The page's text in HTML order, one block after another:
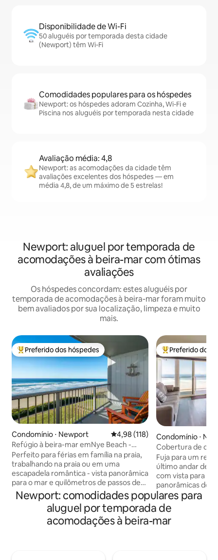
Disponibilidade de Wi-Fi
50 aluguéis por temporada desta cidade
(Newport) têm Wi-Fi
Comodidades populares para os hóspedes
Newport: os hóspedes adoram Cozinha, Wi-Fi e
Piscina nos aluguéis por temporada nesta cidade
Avaliação média: 4,8
Newport: as acomodações da cidade têm
avaliações excelentes dos hóspedes — em
média 4,8, de um máximo de 5 estrelas!
Newport: aluguel por temporada de
acomodações à beira-mar com ótimas
avaliações
Os hóspedes concordam: estes aluguéis por
temporada de acomodações à beira-mar foram muito
bem avaliados por sua localização, limpeza e muito
mais.
Entre os melhores preferidos dos hóspedes
Preferido dos hóspedes
Condomínio ⋅ Newport 4,98 de uma avaliação média de
4,98 (118)
Refúgio à beira-mar emNye Beach -
Caminhe até Jantar/Lojas
Perfeito para férias em família na praia,
trabalhando na praia ou em uma
escapadela romântica - vista panorâmica
para o mar e quilômetros de passos de
praia de distância! Restaurantes e lojas
em Nye Beach a 5 minutos a pé. Sala de
estar aconchegante, cozinha bem
equipada, quarto espaçoso, dois
banheiros e recanto de escritório. Bem
Entre os
Preferido dos
Condomínio ⋅
Cobertura de
banheira de
king
Fuja para um
último andar de
com vista para
panorâmicas
de estar
hidromassagem
frente para o
projetado para
Newport: comodidades populares para
aluguel por temporada de
acomodações à beira-mar